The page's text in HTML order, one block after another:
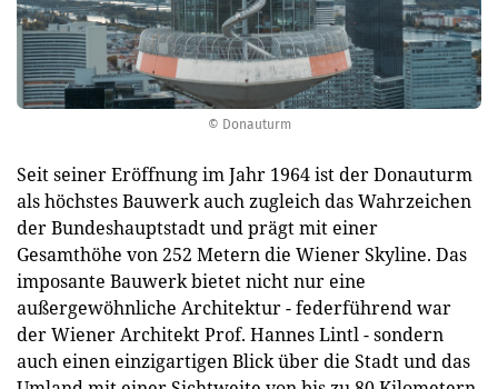
© Donauturm
Seit seiner Eröffnung im Jahr 1964 ist der Donauturm
als höchstes Bauwerk auch zugleich das Wahrzeichen
der Bundeshauptstadt und prägt mit einer
Gesamthöhe von 252 Metern die Wiener Skyline. Das
imposante Bauwerk bietet nicht nur eine
außergewöhnliche Architektur - federführend war
der Wiener Architekt Prof. Hannes Lintl - sondern
auch einen einzigartigen Blick über die Stadt und das